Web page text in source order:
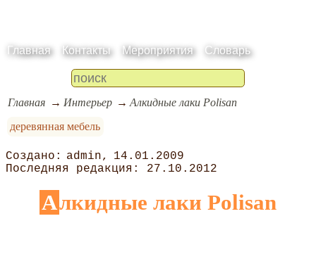
Главная Контакты Мероприятия Словарь
Главная Интерьер
Алкидные лаки Polisan
деревянная мебель
admin
14.01.2009
27.10.2012
Алкидные лаки Polisan